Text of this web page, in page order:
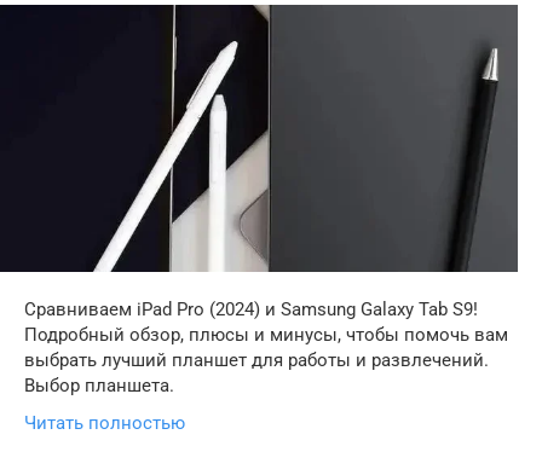
Сравниваем iPad Pro (2024) и Samsung Galaxy Tab S9!
Подробный обзор, плюсы и минусы, чтобы помочь вам
выбрать лучший планшет для работы и развлечений.
Выбор планшета.
Читать полностью